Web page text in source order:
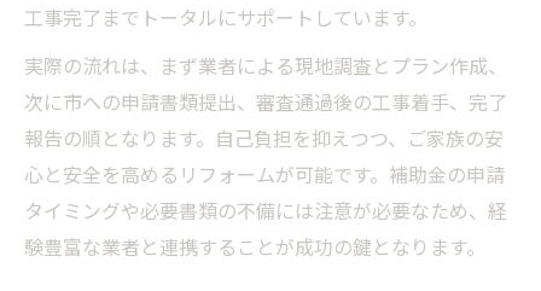
工事完了までトータルにサポートしています。
実際の流れは、まず業者による現地調査とプラン作成、
次に市への申請書類提出、審査通過後の工事着手、完了
報告の順となります。自己負担を抑えつつ、ご家族の安
心と安全を高めるリフォームが可能です。補助金の申請
タイミングや必要書類の不備には注意が必要なため、経
験豊富な業者と連携することが成功の鍵となります。